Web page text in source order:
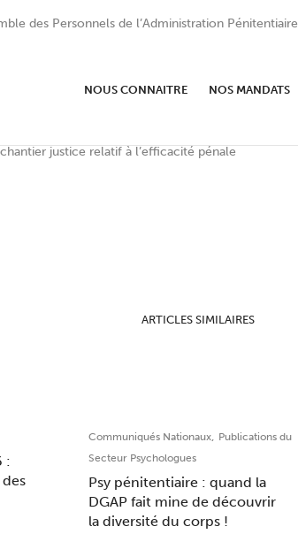
des Personnels de l’Administration Pénitentiaire
NOUS CONNAITRE NOS MANDATS
justice relatif à l’efficacité pénale
ARTICLES SIMILAIRES
:
Communiqués Nationaux, Publications du
Secteur Psychologues
Psy pénitentiaire : quand la
DGAP fait mine de découvrir
la diversité du corps !